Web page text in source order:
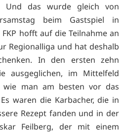
Und das wurde gleich von
beim Gastspiel in
hofft auf die Teilnahme an
Regionalliga und hat deshalb
In den ersten zehn
ausgeglichen, im Mittelfeld
wie man am besten vor das
waren die Karbacher, die in
Rezept fanden und in der
Feilberg, der mit einem